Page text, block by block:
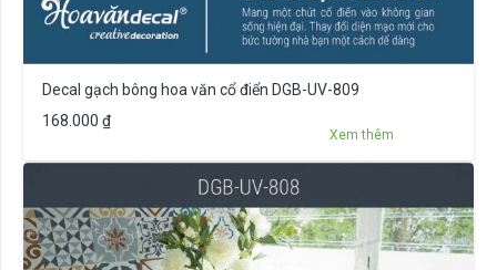
Decal gạch bông hoa văn cổ điển DGB-UV-809
168.000 ₫
Xem thêm